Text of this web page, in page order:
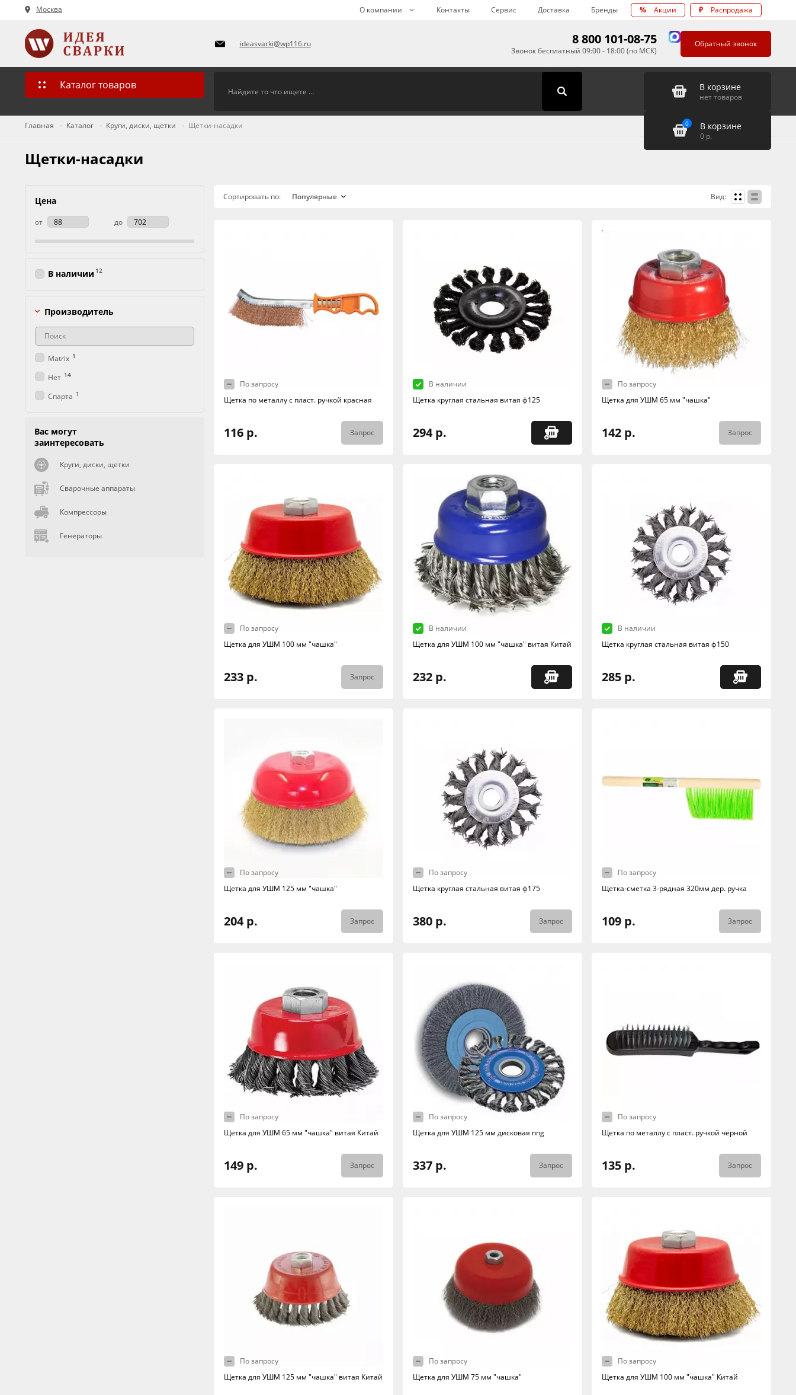
Москва О компании Контакты Сервис Доставка Бренды % Акции ₽ Распродажа
ideasvarki@wp116.ru 8 800 101-08-75
Звонок бесплатный 09:00 - 18:00 (по МСК)
Обратный звонок
Каталог товаров В корзине
нет товаров
0 В корзине
0 р.
Главная Каталог Круги, диски, щетки Щетки-насадки
Щетки-насадки
Сортировать по: Вид:
По запросу
Щетка по металлу с пласт. ручкой красная
116 р. Запрос
В наличии
Щетка круглая стальная витая ф125
294 р.
По запросу
Щетка для УШМ 65 мм "чашка"
142 р. Запрос
По запросу
Щетка для УШМ 100 мм "чашка"
233 р. Запрос
В наличии
Щетка для УШМ 100 мм "чашка" витая Китай
232 р.
В наличии
Щетка круглая стальная витая ф150
285 р.
По запросу
Щетка для УШМ 125 мм "чашка"
204 р. Запрос
По запросу
Щетка круглая стальная витая ф175
380 р. Запрос
По запросу
Щетка-сметка 3-рядная 320мм дер. ручка
109 р. Запрос
По запросу
Щетка для УШМ 65 мм "чашка" витая Китай
149 р. Запрос
По запросу
Щетка для УШМ 125 мм дисковая nng
337 р. Запрос
По запросу
Щетка по металлу с пласт. ручкой черной
135 р. Запрос
По запросу
Щетка для УШМ 125 мм "чашка" витая Китай
По запросу
Щетка для УШМ 75 мм "чашка"
По запросу
Щетка для УШМ 100 мм "чашка" Китай
Цена
от до
В наличии 12
Производитель
Matrix 1
Нет 14
Спарта 1
Вас могут
заинтересовать
Круги, диски, щетки
Сварочные аппараты
Компрессоры
Генераторы